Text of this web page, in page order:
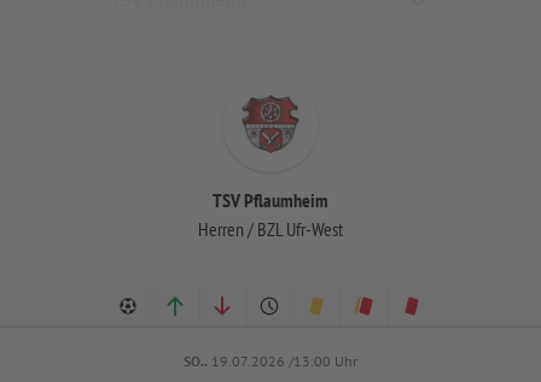
TSV Pflaumheim
Herren / BZL Ufr-West
SO.. 19.07.2026 /13:00 Uhr